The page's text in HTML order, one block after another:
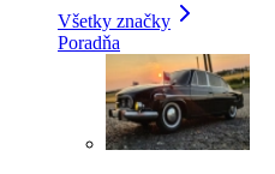
Všetky značky
Poradňa